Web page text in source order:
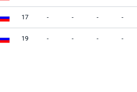
17 - - - -
19 - - - -